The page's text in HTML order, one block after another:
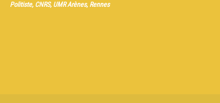
Politiste, CNRS, UMR Arènes, Rennes